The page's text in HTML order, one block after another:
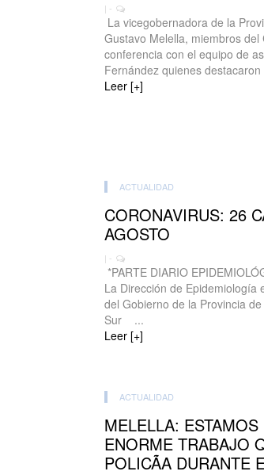
| -
La vicegobernadora de la
Gustavo Melella, miembros
conferencia con el equipo de
Fernández quienes
Leer [+]
ACTUALIDAD
CORONAVIRUS: 26
AGOSTO
| -
*PARTE DIARIO
La Dirección de Epidemiología
del Gobierno de la Provincia
Sur ...
Leer [+]
ACTUALIDAD
MELELLA:
ENORME TRABAJO
POLICÃA DURANTE